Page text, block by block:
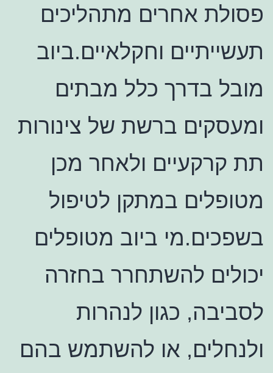
פסולת אחרים מתהליכים
תעשייתיים וחקלאיים.ביוב
מובל בדרך כלל מבתים
ומעסקים ברשת של צינורות
תת קרקעיים ולאחר מכן
מטופלים במתקן לטיפול
בשפכים.מי ביוב מטופלים
יכולים להשתחרר בחזרה
לסביבה, כגון לנהרות
ולנחלים, או להשתמש בהם